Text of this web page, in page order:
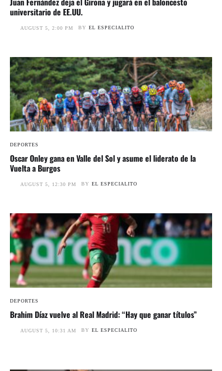
universitario de EE.UU.
AUGUST 5, 2:00 PM BY EL ESPECIALITO
DEPORTES
Oscar Onley gana en Valle del Sol y asume el liderato de la
Vuelta a Burgos
AUGUST 5, 12:30 PM BY EL ESPECIALITO
DEPORTES
Brahim Díaz vuelve al Real Madrid: “Hay que ganar títulos”
AUGUST 5, 10:31 AM BY EL ESPECIALITO